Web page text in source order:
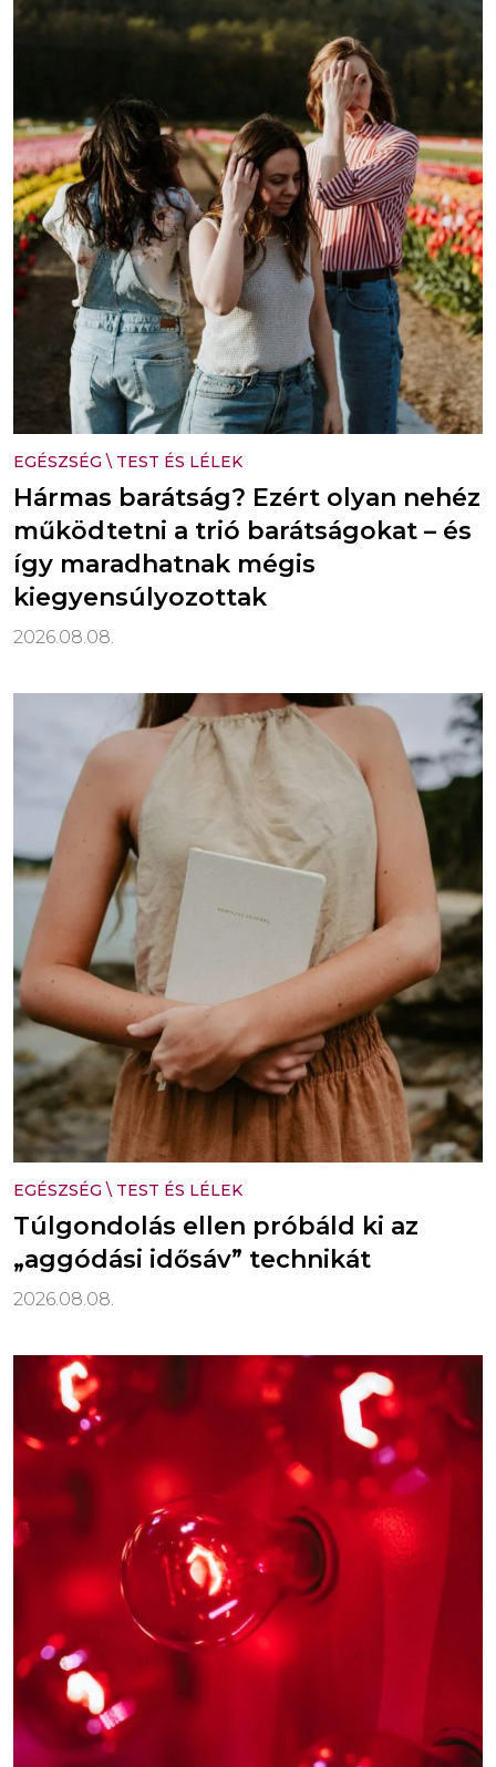
EGÉSZSÉG \ TEST ÉS LÉLEK
Hármas barátság? Ezért olyan nehéz
működtetni a trió barátságokat – és
így maradhatnak mégis
kiegyensúlyozottak
2026.08.08.
EGÉSZSÉG \ TEST ÉS LÉLEK
Túlgondolás ellen próbáld ki az
„aggódási idősáv” technikát
2026.08.08.